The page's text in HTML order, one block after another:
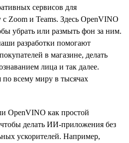
сервисов для
Zoom и Teams. Здесь OpenVINO
убрать или размыть фон за ним.
разработки помогают
в магазине, делать
лица и так далее.
всему миру в тысячах
OpenVINO как простой
делать ИИ-приложения без
ускорителей. Например,